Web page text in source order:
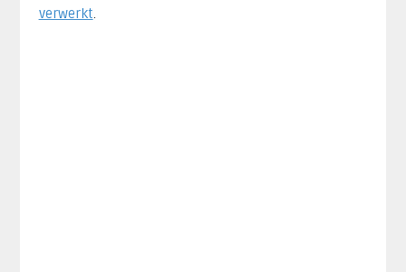
verwerkt.